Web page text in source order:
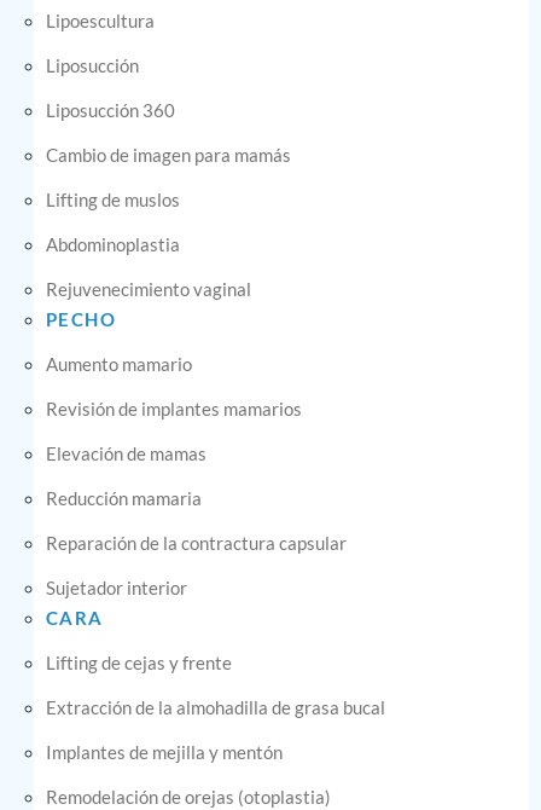
Lipoescultura
Liposucción
Liposucción 360
Cambio de imagen para mamás
Lifting de muslos
Abdominoplastia
Rejuvenecimiento vaginal
PECHO
Aumento mamario
Revisión de implantes mamarios
Elevación de mamas
Reducción mamaria
Reparación de la contractura capsular
Sujetador interior
CARA
Lifting de cejas y frente
Extracción de la almohadilla de grasa bucal
Implantes de mejilla y mentón
Remodelación de orejas (otoplastia)